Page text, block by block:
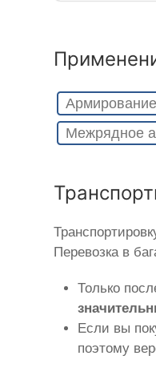
Межрядное
Перевозка в
Только
Если вы
поэтому